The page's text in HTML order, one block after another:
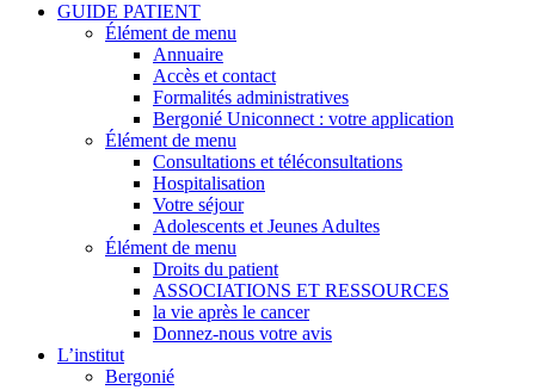
GUIDE PATIENT
Élément de menu
Annuaire
Accès et contact
Formalités administratives
Bergonié Uniconnect : votre application
Élément de menu
Consultations et téléconsultations
Hospitalisation
Votre séjour
Adolescents et Jeunes Adultes
Élément de menu
Droits du patient
ASSOCIATIONS ET RESSOURCES
la vie après le cancer
Donnez-nous votre avis
L’institut
Bergonié